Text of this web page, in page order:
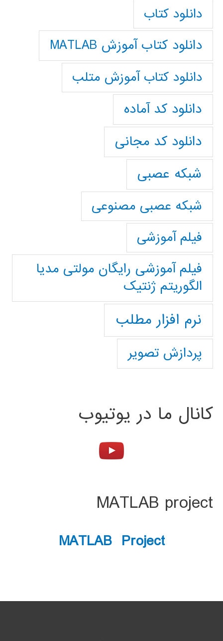
دانلود کتاب
دانلود کتاب آموزش MATLAB
دانلود کتاب آموزش متلب
دانلود کد آماده
دانلود کد مجانی
شبکه عصبی
شبکه عصبی مصنوعی
فیلم آموزشی
فیلم آموزشی رایگان مولتی مدیا
الگوریتم ژنتیک
نرم افزار مطلب
پردازش تصویر
کانال ما در یوتیوب
MATLAB project
MATLAB Project